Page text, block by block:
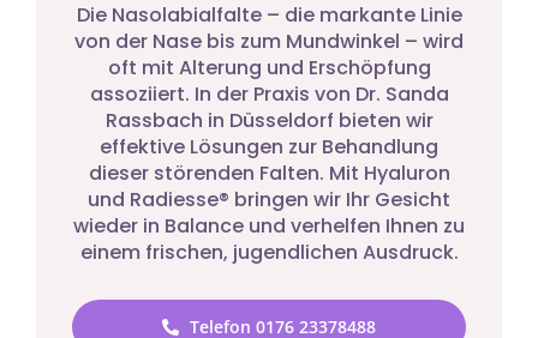
Die Nasolabialfalte – die markante Linie
von der Nase bis zum Mundwinkel – wird
oft mit Alterung und Erschöpfung
assoziiert. In der Praxis von Dr. Sanda
Rassbach in Düsseldorf bieten wir
effektive Lösungen zur Behandlung
dieser störenden Falten. Mit Hyaluron
und Radiesse® bringen wir Ihr Gesicht
wieder in Balance und verhelfen Ihnen zu
einem frischen, jugendlichen Ausdruck.
Telefon 0176 23378488